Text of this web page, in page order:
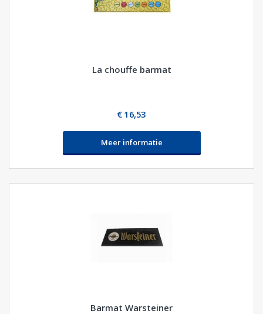
La chouffe barmat
€ 16,53
Meer informatie
Barmat Warsteiner